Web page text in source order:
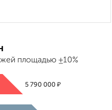
площадью ±10%
5 790 000 ₽